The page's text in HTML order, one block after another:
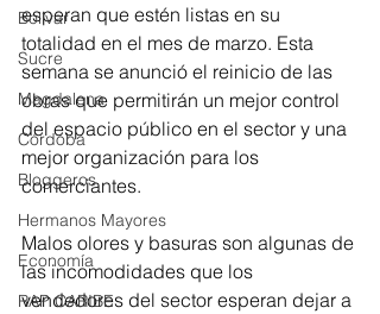
Bolívar
Sucre
Magdalena
Córdoba
Bloggeros
Hermanos Mayores
Economía
RAP CARIBE
esperan que estén listas en su
totalidad en el mes de marzo. Esta
semana se anunció el reinicio de las
obras que permitirán un mejor control
del espacio público en el sector y una
mejor organización para los
comerciantes.
Malos olores y basuras son algunas de
las incomodidades que los
vendedores del sector esperan dejar a